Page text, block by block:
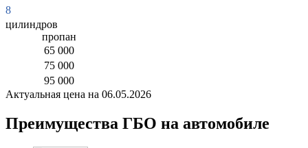
8
цилиндров
пропан
65 000
75 000
95 000
Актуальная цена на 06.05.2026
Преимущества ГБО на автомобиле